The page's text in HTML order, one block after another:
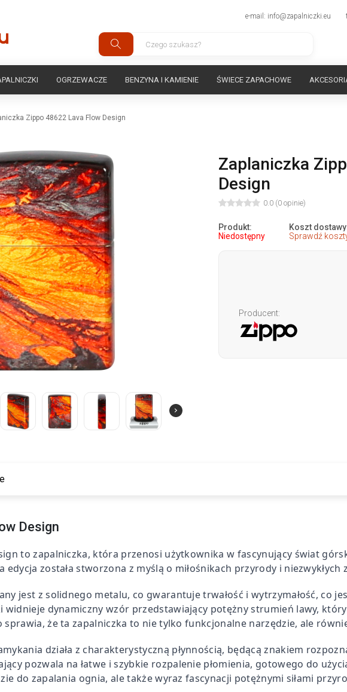
e-mail: info@zapalniczki.eu
OGRZEWACZE BENZYNA I KAMIENIE ŚWIECE ZAPACHOWE
Zippo 48622 Lava Flow Design
Zaplaniczka
Design
0.0 (0 opinie)
Produkt:
Niedostępny
Koszt
Sprawdź
Producent:
Design
to zapalniczka, która przenosi użytkownika w fascynujący świat
edycja została stworzona z myślą o miłośnikach przyrody i niezwykłych
jest z solidnego metalu, co gwarantuje trwałość i wytrzymałość, co
widnieje dynamiczny wzór przedstawiający potężny strumień lawy,
że ta zapalniczka to nie tylko funkcjonalne narzędzie, ale
działa z charakterystyczną płynnością, będącą znakiem
pozwala na łatwe i szybkie rozpalenie płomienia, gotowego do
do zapalania ognia, ale także wyraz fascynacji potężnymi siłami